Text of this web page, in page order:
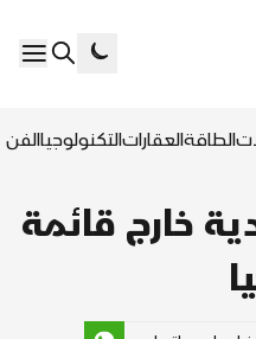
الطاقةالعقاراتالتكنولوجياالفن
خارج قائمة